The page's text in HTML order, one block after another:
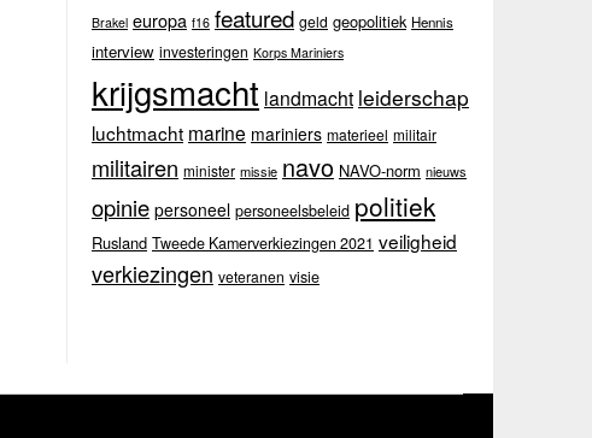
Brakel europa f16 featured geld geopolitiek Hennis
interview investeringen Korps Mariniers
krijgsmacht landmacht leiderschap
luchtmacht marine mariniers materieel militair
militairen minister missie navo NAVO-norm nieuws
opinie personeel personeelsbeleid politiek
Rusland Tweede Kamerverkiezingen 2021 veiligheid
verkiezingen veteranen visie